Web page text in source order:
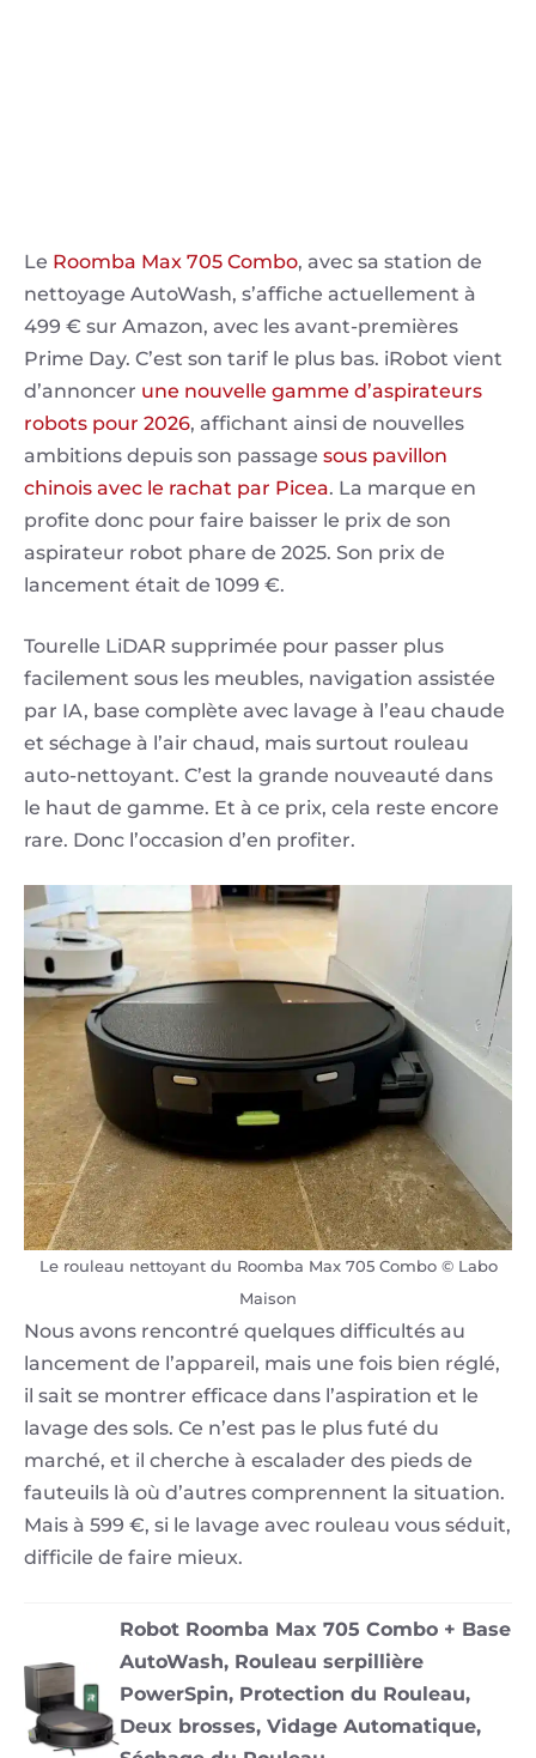
Le Roomba Max 705 Combo, avec sa station de
nettoyage AutoWash, s’affiche actuellement à
499 € sur Amazon, avec les avant-premières
Prime Day. C’est son tarif le plus bas. iRobot vient
d’annoncer une nouvelle gamme d’aspirateurs
robots pour 2026, affichant ainsi de nouvelles
ambitions depuis son passage sous pavillon
chinois avec le rachat par Picea. La marque en
profite donc pour faire baisser le prix de son
aspirateur robot phare de 2025. Son prix de
lancement était de 1099 €.
Tourelle LiDAR supprimée pour passer plus
facilement sous les meubles, navigation assistée
par IA, base complète avec lavage à l’eau chaude
et séchage à l’air chaud, mais surtout rouleau
auto-nettoyant. C’est la grande nouveauté dans
le haut de gamme. Et à ce prix, cela reste encore
rare. Donc l’occasion d’en profiter.
Le rouleau nettoyant du Roomba Max 705 Combo © Labo
Maison
Nous avons rencontré quelques difficultés au
lancement de l’appareil, mais une fois bien réglé,
il sait se montrer efficace dans l’aspiration et le
lavage des sols. Ce n’est pas le plus futé du
marché, et il cherche à escalader des pieds de
fauteuils là où d’autres comprennent la situation.
Mais à 599 €, si le lavage avec rouleau vous séduit,
difficile de faire mieux.
Robot Roomba Max 705 Combo + Base
AutoWash, Rouleau serpillière
PowerSpin, Protection du Rouleau,
Deux brosses, Vidage Automatique,